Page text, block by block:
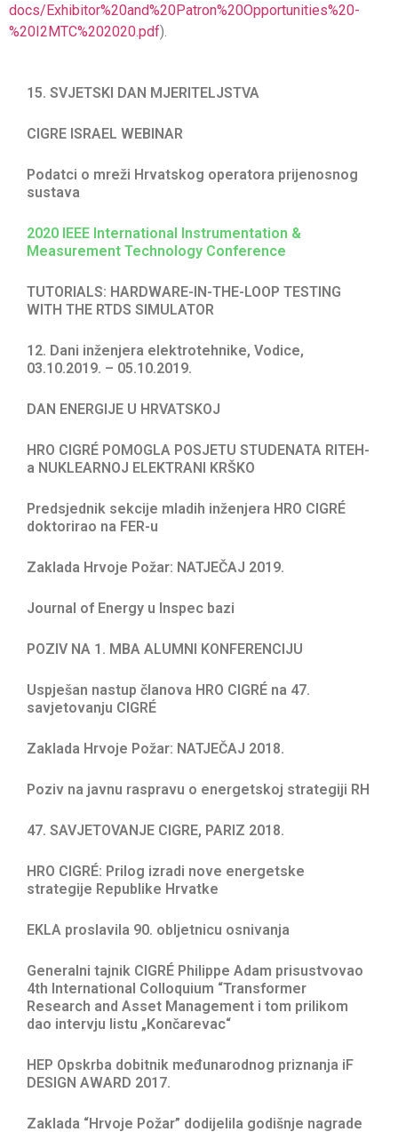
15. SVJETSKI DAN MJERITELJSTVA
CIGRE ISRAEL WEBINAR
Podatci o mreži Hrvatskog operatora prijenosnog
sustava
2020 IEEE International Instrumentation &
Measurement Technology Conference
TUTORIALS: HARDWARE-IN-THE-LOOP TESTING
WITH THE RTDS SIMULATOR
12. Dani inženjera elektrotehnike, Vodice,
03.10.2019. – 05.10.2019.
DAN ENERGIJE U HRVATSKOJ
HRO CIGRÉ POMOGLA POSJETU STUDENATA RITEH-
a NUKLEARNOJ ELEKTRANI KRŠKO
Predsjednik sekcije mladih inženjera HRO CIGRÉ
doktorirao na FER-u
Zaklada Hrvoje Požar: NATJEČAJ 2019.
Journal of Energy u Inspec bazi
POZIV NA 1. MBA ALUMNI KONFERENCIJU
Uspješan nastup članova HRO CIGRÉ na 47.
savjetovanju CIGRÉ
Zaklada Hrvoje Požar: NATJEČAJ 2018.
Poziv na javnu raspravu o energetskoj strategiji RH
47. SAVJETOVANJE CIGRE, PARIZ 2018.
HRO CIGRÉ: Prilog izradi nove energetske
strategije Republike Hrvatke
EKLA proslavila 90. obljetnicu osnivanja
Generalni tajnik CIGRÉ Philippe Adam prisustvovao
4th International Colloquium “Transformer
Research and Asset Management i tom prilikom
dao intervju listu „Končarevac“
HEP Opskrba dobitnik međunarodnog priznanja iF
DESIGN AWARD 2017.
Zaklada “Hrvoje Požar” dodijelila godišnje nagrade
docs/Exhibitor%20and%20Patron%20Opportunities%20-
%20I2MTC%202020.pdf).